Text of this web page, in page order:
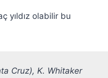
yıldız olabilir bu
Cruz), K. Whitaker